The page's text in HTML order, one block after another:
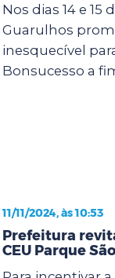
Nos dias 14 e
Guarulhos
inesquecível
Bonsucesso a
11/11/2024, às 10:53
Prefeitura
CEU Parque